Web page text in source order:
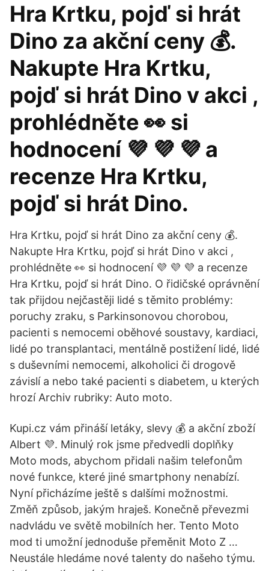
Hra Krtku, pojď si hrát
Dino za akční ceny 💰.
Nakupte Hra Krtku,
pojď si hrát Dino v akci ,
prohlédněte 👀 si
hodnocení 💜 💜 💜 a
recenze Hra Krtku,
pojď si hrát Dino.
Hra Krtku, pojď si hrát Dino za akční ceny 💰.
Nakupte Hra Krtku, pojď si hrát Dino v akci ,
prohlédněte 👀 si hodnocení 💜 💜 💜 a recenze
Hra Krtku, pojď si hrát Dino. O řidičské oprávnění
tak přijdou nejčastěji lidé s těmito problémy:
poruchy zraku, s Parkinsonovou chorobou,
pacienti s nemocemi oběhové soustavy, kardiaci,
lidé po transplantaci, mentálně postižení lidé, lidé
s duševními nemocemi, alkoholici či drogově
závislí a nebo také pacienti s diabetem, u kterých
hrozí Archiv rubriky: Auto moto.
Kupi.cz vám přináší letáky, slevy 💰 a akční zboží
Albert 💜. Minulý rok jsme předvedli doplňky
Moto mods, abychom přidali našim telefonům
nové funkce, které jiné smartphony nenabízí.
Nyní přicházíme ještě s dalšími možnostmi.
Změň způsob, jakým hraješ. Konečně převezmi
nadvládu ve světě mobilních her. Tento Moto
mod ti umožní jednoduše přeměnit Moto Z …
Neustále hledáme nové talenty do našeho týmu.